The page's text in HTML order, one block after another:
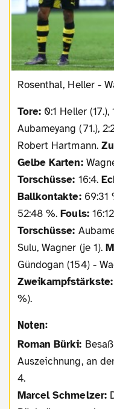
Rosenthal, Heller -
Tore: 0:1 Heller (17.),
Aubameyang (71.),
Robert Hartmann.
Gelbe Karten:
Torschüsse: 16:4.
Ballkontakte:69:31
52:48 %.Fouls:
Torschüsse:
Sulu, Wagner (je 1).
Gündogan (154) -
Zweikampfstärkste:
%).
Noten:
Roman Bürki:
Auszeichnung, an
4.
Marcel Schmelzer: